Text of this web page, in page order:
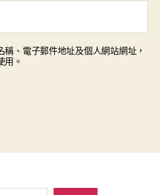
稱、電子郵件地址及個人網站網址，
用。